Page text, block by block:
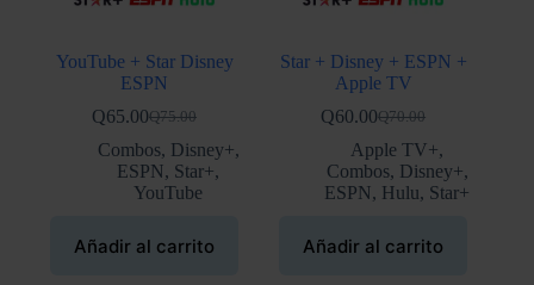
YouTube + Star Disney
ESPN
Q75.00
El
precio
original
era:
Q65.00El
precio
actual
es:
Combos, Disney+,
ESPN, Star+,
YouTube
Añadir al carrito
Star + Disney + ESPN +
Apple TV
Q70.00
El
precio
original
era:
Q60.00El
precio
actual
es:
Apple TV+,
Combos, Disney+,
ESPN, Hulu, Star+
Añadir al carrito